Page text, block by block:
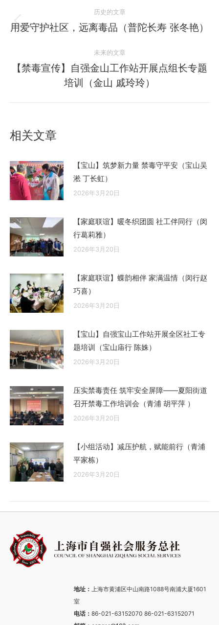
章
航
历史的文章
历
的
文
章：
用爱守护社区，远离毒品（普陀长寿 张冬艳）
未来的文章
未
来
的
【禁毒宣传】自强金山工作站开展点组长专题
培训（金山 戚玲玲）
相关文章
【宝山】筑梦新力量 禁毒守平安（宝山吴
淞 丁长虹）
2026年3月20日
【家庭联谊】暖冬织团圆 社工伴同行（闵
行葛莉雅）
2026年3月20日
【家庭联谊】蝶韵相伴 家满温情（闵行赵
巧喜）
2026年3月20日
【宝山】自强宝山工作站开展全区社工专
题培训（宝山庙行 陈姝）
2026年3月20日
压实禁毒责任 筑牢安全屏障——夏阳街道
召开禁毒工作培训会（青浦 胡平萍 ）
2026年3月20日
【小组活动】减压护航，赋能前行（青浦
平家栋）
2026年3月20日
地址： 上海市黄浦区中山南路1088号南浦大厦1601
室
电话： 86-021-63152070 86-021-63152071